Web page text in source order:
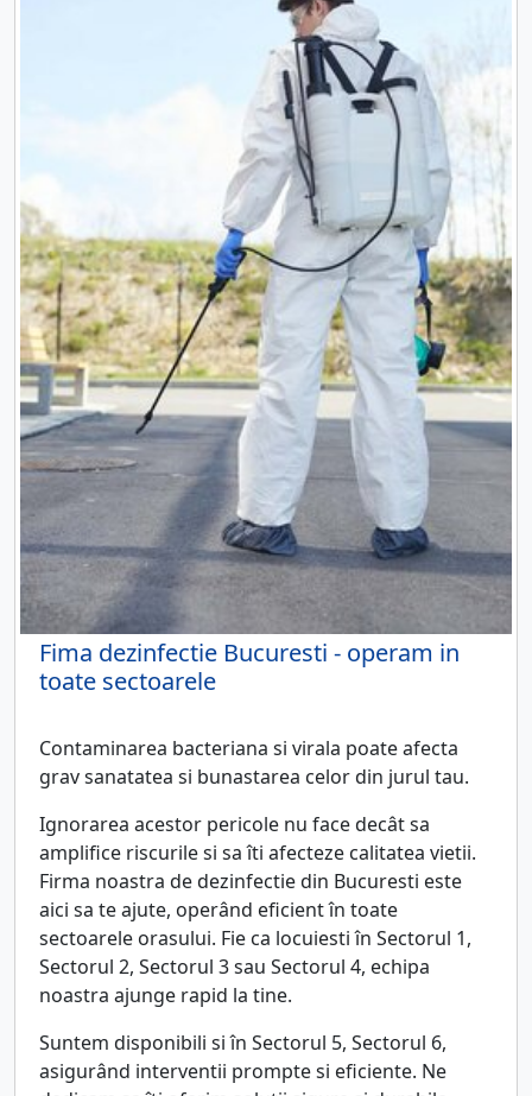
Fima dezinfectie Bucuresti - operam in
toate sectoarele
Contaminarea bacteriana si virala poate afecta
grav sanatatea si bunastarea celor din jurul tau.
Ignorarea acestor pericole nu face decât sa
amplifice riscurile si sa îti afecteze calitatea vietii.
Firma noastra de dezinfectie din Bucuresti este
aici sa te ajute, operând eficient în toate
sectoarele orasului. Fie ca locuiesti în Sectorul 1,
Sectorul 2, Sectorul 3 sau Sectorul 4, echipa
noastra ajunge rapid la tine.
Suntem disponibili si în Sectorul 5, Sectorul 6,
asigurând interventii prompte si eficiente. Ne